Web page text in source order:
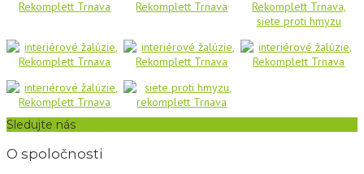
Sledujte nás
O spoločnosti